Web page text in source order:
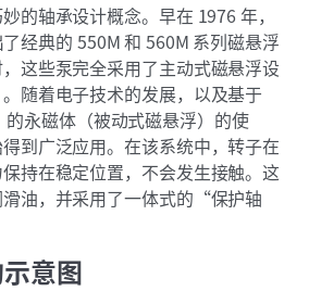
的轴承设计概念。早在 1976 年，
经典的 550M 和 560M 系列磁悬浮
这些泵完全采用了主动式磁悬浮设
随着电子技术的发展，以及基于
的永磁体（被动式磁悬浮）的使
到广泛应用。在该系统中，转子在
持在稳定位置，不会发生接触。这
油，并采用了一体式的“保护轴
意图